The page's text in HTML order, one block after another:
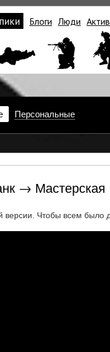
Блоги Люди
Персональные
→ Мастерская
Чтобы всем было